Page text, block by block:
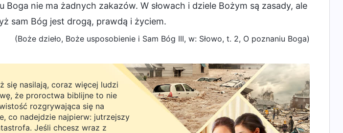
Boga nie ma żadnych zakazów. W słowach i dziele Bożym są zasady, ale
sam Bóg jest drogą, prawdą i życiem.
(Boże dzieło, Boże usposobienie i Sam Bóg III, w: Słowo, t. 2, O poznaniu Boga)
się nasilają, coraz więcej ludzi
że proroctwa biblijne to nie
rozgrywająca się na
co nadejdzie najpierw: jutrzejszy
Jeśli chcesz wraz z